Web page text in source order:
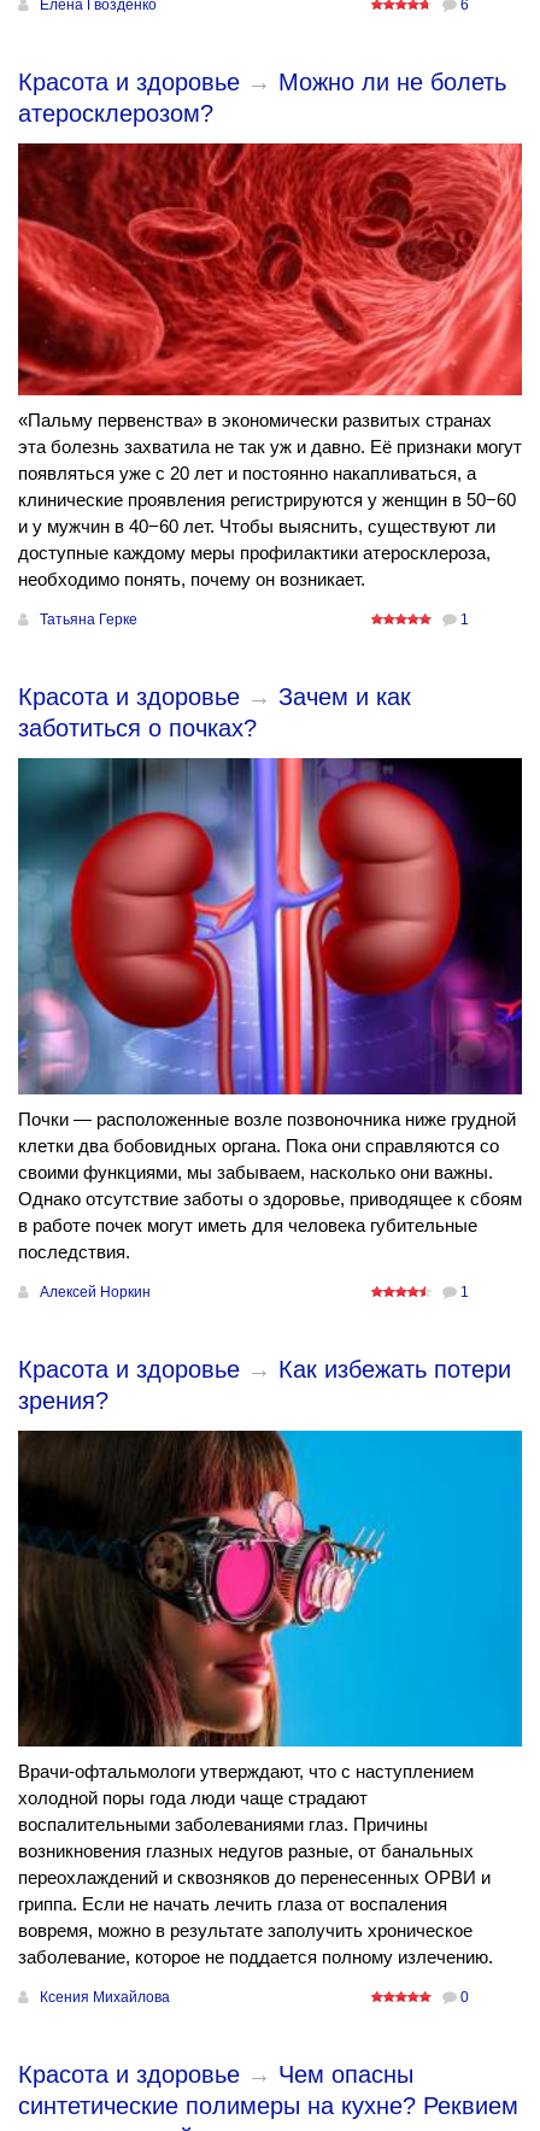
Елена Гвозденко 6
Красота и здоровье → Можно ли не болеть
атеросклерозом?
«Пальму первенства» в экономически развитых странах
эта болезнь захватила не так уж и давно. Её признаки могут
появляться уже с 20 лет и постоянно накапливаться, а
клинические проявления регистрируются у женщин в 50−60
и у мужчин в 40−60 лет. Чтобы выяснить, существуют ли
доступные каждому меры профилактики атеросклероза,
необходимо понять, почему он возникает.
Татьяна Герке 1
Красота и здоровье → Зачем и как
заботиться о почках?
Почки — расположенные возле позвоночника ниже грудной
клетки два бобовидных органа. Пока они справляются со
своими функциями, мы забываем, насколько они важны.
Однако отсутствие заботы о здоровье, приводящее к сбоям
в работе почек могут иметь для человека губительные
последствия.
Алексей Норкин 1
Красота и здоровье → Как избежать потери
зрения?
Врачи-офтальмологи утверждают, что с наступлением
холодной поры года люди чаще страдают
воспалительными заболеваниями глаз. Причины
возникновения глазных недугов разные, от банальных
переохлаждений и сквозняков до перенесенных ОРВИ и
гриппа. Если не начать лечить глаза от воспаления
вовремя, можно в результате заполучить хроническое
заболевание, которое не поддается полному излечению.
Ксения Михайлова 0
Красота и здоровье → Чем опасны
синтетические полимеры на кухне? Реквием